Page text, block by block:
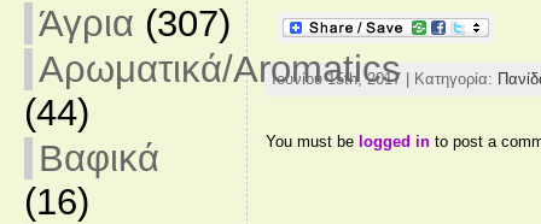
Άγρια (307)
Αρωματικά/Aromatics
(44)
Βαφικά
(16)
Ιουνίου 15th, 2017 | Κατηγορία:
You must be logged into post a